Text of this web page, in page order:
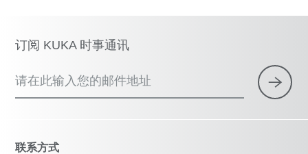
订阅 KUKA 时事通讯
请在此输入您的邮件地址
联系方式